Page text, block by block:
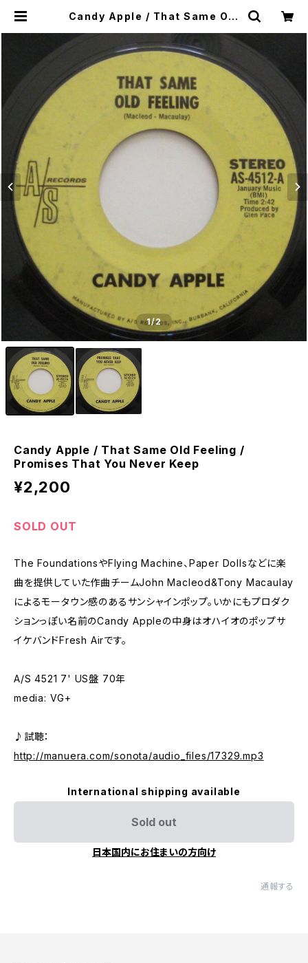
Candy Apple / That Same Old
Never Keep | SONOTA record
s
1/2
Candy Apple / That Same Old Feeling /
Promises That You Never Keep
¥2,200
SOLD OUT
The FoundationsやFlying Machine、Paper Dollsなどに楽
曲を提供していた作曲チームJohn Macleod&Tony Macaulay
によるモータウン感のあるサンシャインポップ。いかにもプロダク
ションっぽい名前のCandy Appleの中身はオハイオのポップサ
イケバンドFresh Airです。
A/S 4521 7' US盤 70年
media: VG+
♪試聴：
http://manuera.com/sonota/audio_files/17329.mp3
International shipping available
Sold out
日本国内にお住まいの方向け
通報する